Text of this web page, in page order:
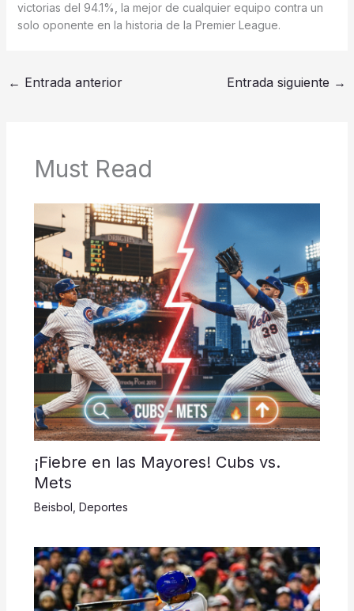
victorias del 94.1%, la mejor de cualquier equipo contra un
solo oponente en la historia de la Premier League.
← Entrada anterior Entrada siguiente →
Must Read
¡Fiebre en las Mayores! Cubs vs.
Mets
Beisbol, Deportes